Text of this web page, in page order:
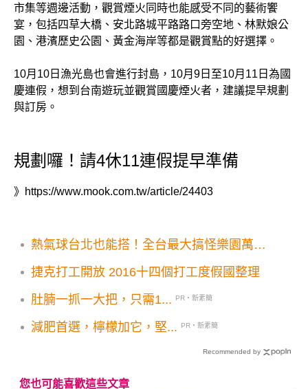
市集等週邊活動，觀賞煙火同時也能感受不同的藝術饗
宴，包括四草大橋、安北路城平路路口旁空地、林默娘公
園、港濱歷史公園、黃金海岸等都是觀賞點的好選擇。
10月10日漁光島也會進行封島，10月9日至10月11日為國
慶連假，想到台南遊玩並觀賞國慶煙火者，建議提早規劃
與訂房。
規劃囉！請4休11連假提早準備
》 https://www.mook.com.tw/article/24403
熱氣球台北也能搭！全台最大搞怪樂園萬聖
捷克打工開放 2016十四個打工度假國整理
肚腩一抓一大把，只需1...
PR・新素簡
減肥首選，檸檬加它，堅... PR・新素簡
Recommended by
您也可能喜歡這些文章